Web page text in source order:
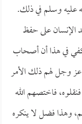
عليه وسلم في ذلك.
الإنسان على حفظ
في هذا أن أصحاب
وجل لهم ذلك الأمر
فاختصهم الله
وهذا فضل لا ينكره